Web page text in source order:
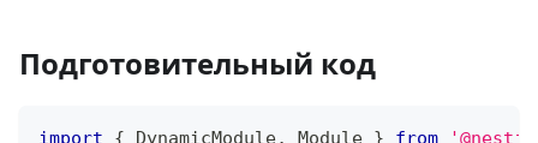
Подготовительный код
import { DynamicModule, Module } from